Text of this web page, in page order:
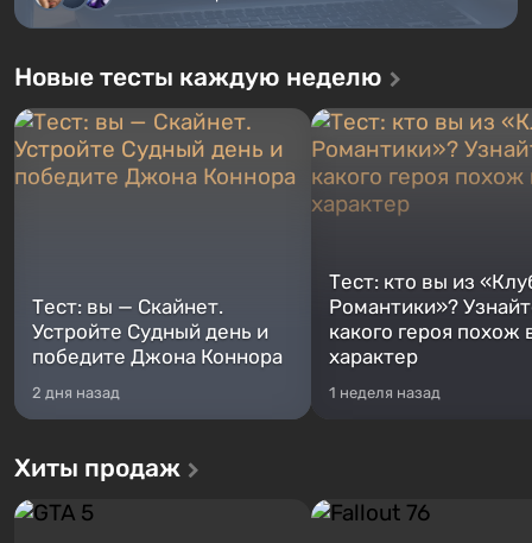
Новые тесты каждую неделю
Тест: вы — Скайнет.
Устройте Судный день и
победите Джона Коннора
2 дня назад
Тест: кто вы из
Романтики»?
какого героя похож
характер
1 неделя назад
Хиты продаж